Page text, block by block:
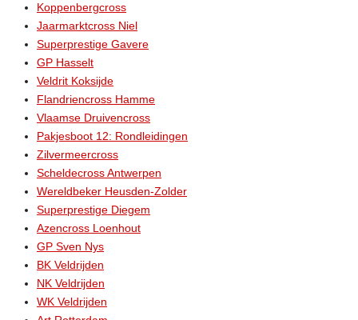
Koppenbergcross
Jaarmarktcross Niel
Superprestige Gavere
GP Hasselt
Veldrit Koksijde
Flandriencross Hamme
Vlaamse Druivencross
Pakjesboot 12: Rondleidingen
Zilvermeercross
Scheldecross Antwerpen
Wereldbeker Heusden-Zolder
Superprestige Diegem
Azencross Loenhout
GP Sven Nys
BK Veldrijden
NK Veldrijden
WK Veldrijden